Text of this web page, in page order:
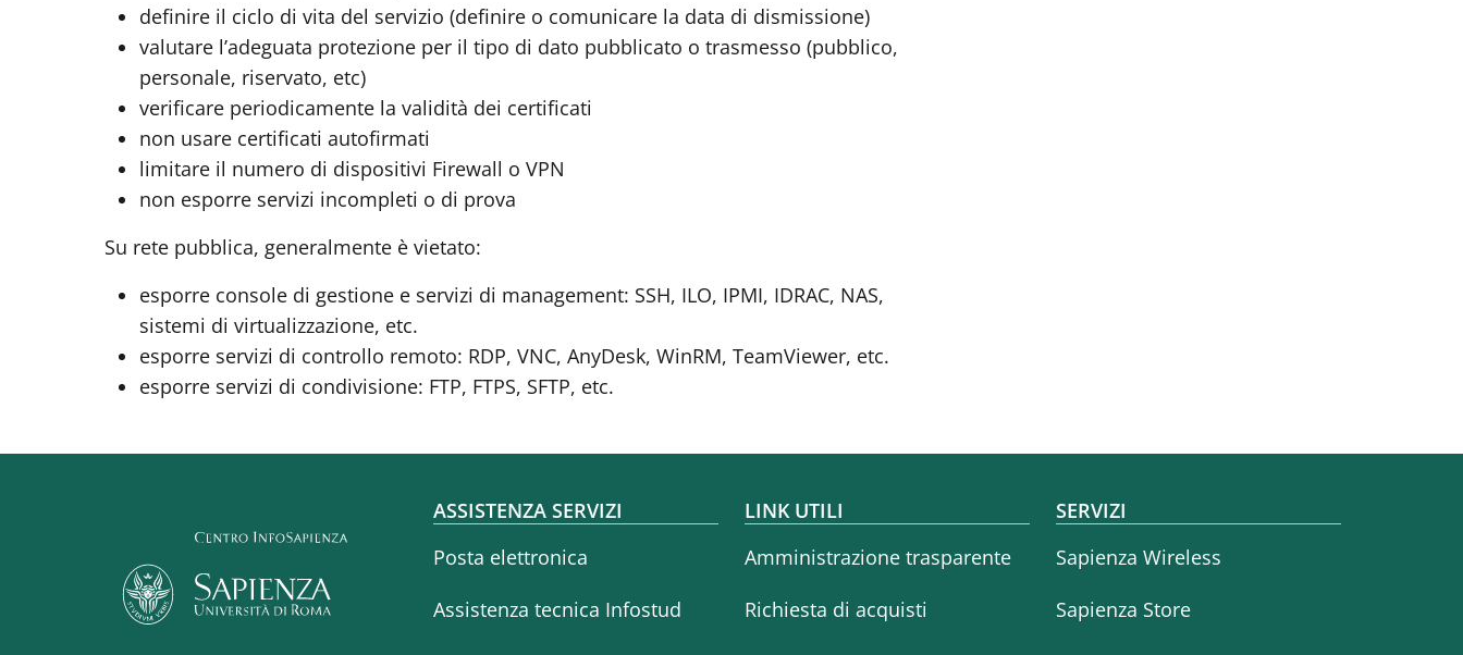
definire il ciclo di vita del servizio (definire o comunicare la data di dismissione)
valutare l’adeguata protezione per il tipo di dato pubblicato o trasmesso (pubblico,
personale, riservato, etc)
verificare periodicamente la validità dei certificati
non usare certificati autofirmati
limitare il numero di dispositivi Firewall o VPN
non esporre servizi incompleti o di prova
Su rete pubblica, generalmente è vietato:
esporre console di gestione e servizi di management: SSH, ILO, IPMI, IDRAC, NAS,
sistemi di virtualizzazione, etc.
esporre servizi di controllo remoto: RDP, VNC, AnyDesk, WinRM, TeamViewer, etc.
esporre servizi di condivisione: FTP, FTPS, SFTP, etc.
Footer menu
ASSISTENZA SERVIZI
Posta elettronica
Assistenza tecnica Infostud
LINK UTILI
Amministrazione trasparente
Richiesta di acquisti
SERVIZI
Sapienza Wireless
Sapienza Store